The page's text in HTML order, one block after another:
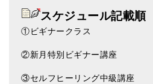
スケジュール記載順
①ビギナークラス
②新月特別ビギナー講座
③セルフヒーリング中級講座